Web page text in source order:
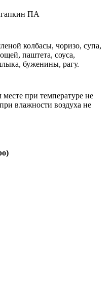
ПА
колбасы, чоризо, супа,
паштета, соуса,
буженины, рагу.
месте при температуре не
влажности воздуха не